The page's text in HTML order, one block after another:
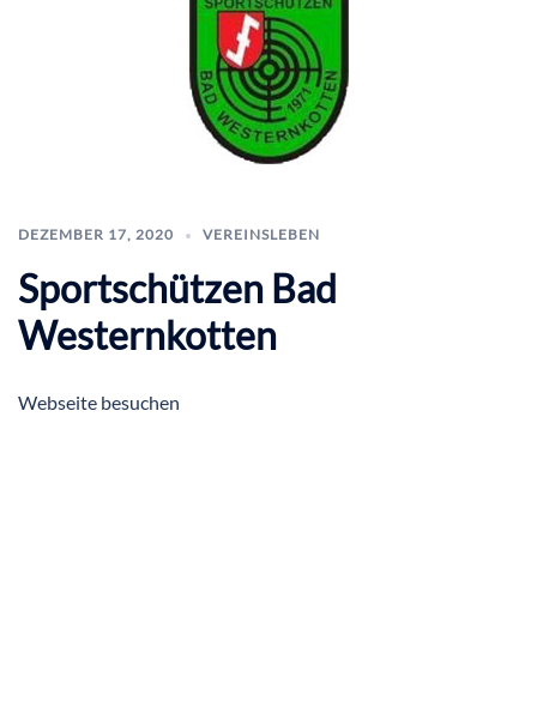
DEZEMBER 17, 2020 VEREINSLEBEN
Sportschützen Bad
Westernkotten
Webseite besuchen